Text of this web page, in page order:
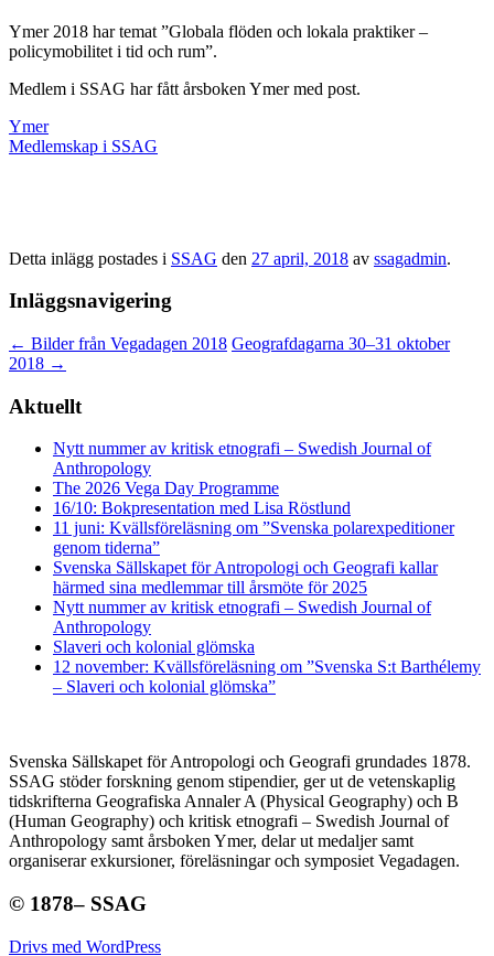
Ymer 2018 har temat ”Globala flöden och lokala praktiker –
policymobilitet i tid och rum”.
Medlem i SSAG har fått årsboken Ymer med post.
Ymer
Medlemskap i SSAG
Detta inlägg postades i SSAG den 27 april, 2018 av ssagadmin.
Inläggsnavigering
← Bilder från Vegadagen 2018 Geografdagarna 30–31 oktober
2018 →
Aktuellt
Nytt nummer av kritisk etnografi – Swedish Journal of
Anthropology
The 2026 Vega Day Programme
16/10: Bokpresentation med Lisa Röstlund
11 juni: Kvällsföreläsning om ”Svenska polarexpeditioner
genom tiderna”
Svenska Sällskapet för Antropologi och Geografi kallar
härmed sina medlemmar till årsmöte för 2025
Nytt nummer av kritisk etnografi – Swedish Journal of
Anthropology
Slaveri och kolonial glömska
12 november: Kvällsföreläsning om ”Svenska S:t Barthélemy
– Slaveri och kolonial glömska”
Svenska Sällskapet för Antropologi och Geografi grundades 1878.
SSAG stöder forskning genom stipendier, ger ut de vetenskaplig
tidskrifterna Geografiska Annaler A (Physical Geography) och B
(Human Geography) och kritisk etnografi – Swedish Journal of
Anthropology samt årsboken Ymer, delar ut medaljer samt
organiserar exkursioner, föreläsningar och symposiet Vegadagen.
© 1878– SSAG
Drivs med WordPress